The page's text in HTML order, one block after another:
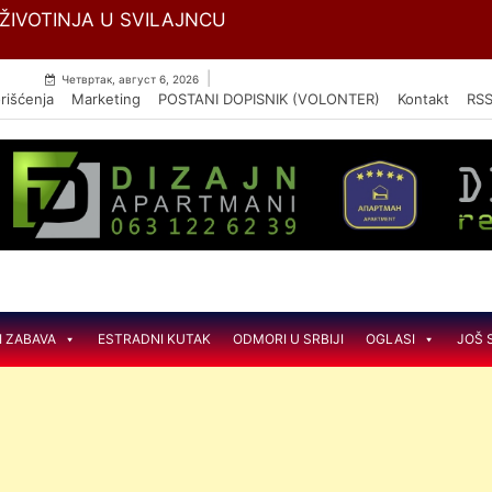
U SVILAJNCU
Четвртак, август 6, 2026
Marketing POSTANI DOPISNIK (VOLONTER) Kontakt RSS
ZABAVA ESTRADNI KUTAK ODMORI U SRBIJI OGLASI JOŠ